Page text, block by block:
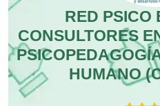
Computadoras
Conferencias
RED PSICO
CONSULTORES
HUMANO